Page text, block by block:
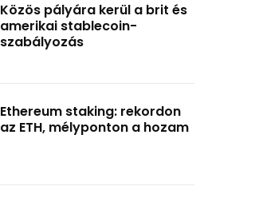
Közös pályára kerül a brit és
amerikai stablecoin-
szabályozás
Ethereum staking: rekordon
az ETH, mélyponton a hozam